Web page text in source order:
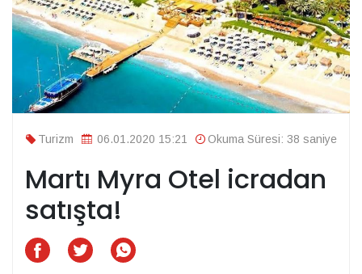
Turizm 06.01.2020 15:21 Okuma Süresi: 38 saniye
Martı Myra Otel icradan
satışta!